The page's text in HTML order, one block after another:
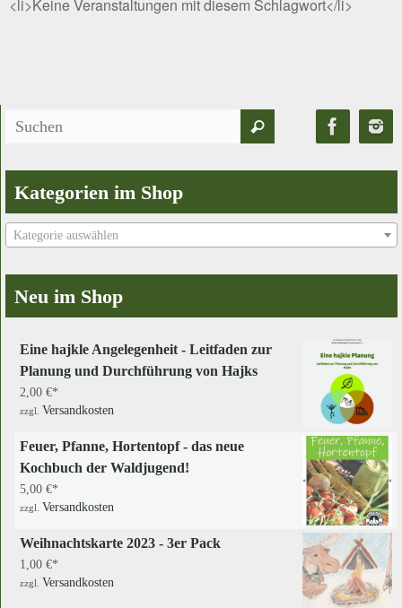
<li>Keine Veranstaltungen mit diesem Schlagwort</li>
Suchen
Kategorien im Shop
Kategorie auswählen
Neu im Shop
Eine hajkle Angelegenheit - Leitfaden zur
Planung und Durchführung von Hajks
2,00 €
zzgl. Versandkosten
Feuer, Pfanne, Hortentopf - das neue
Kochbuch der Waldjugend!
5,00 €
zzgl. Versandkosten
Weihnachtskarte 2023 - 3er Pack
1,00 €
zzgl. Versandkosten